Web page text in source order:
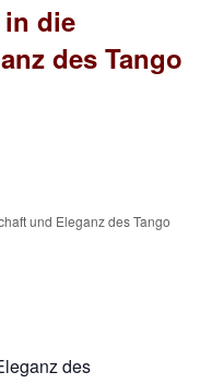
in die
des Tango
und Eleganz des Tango
des